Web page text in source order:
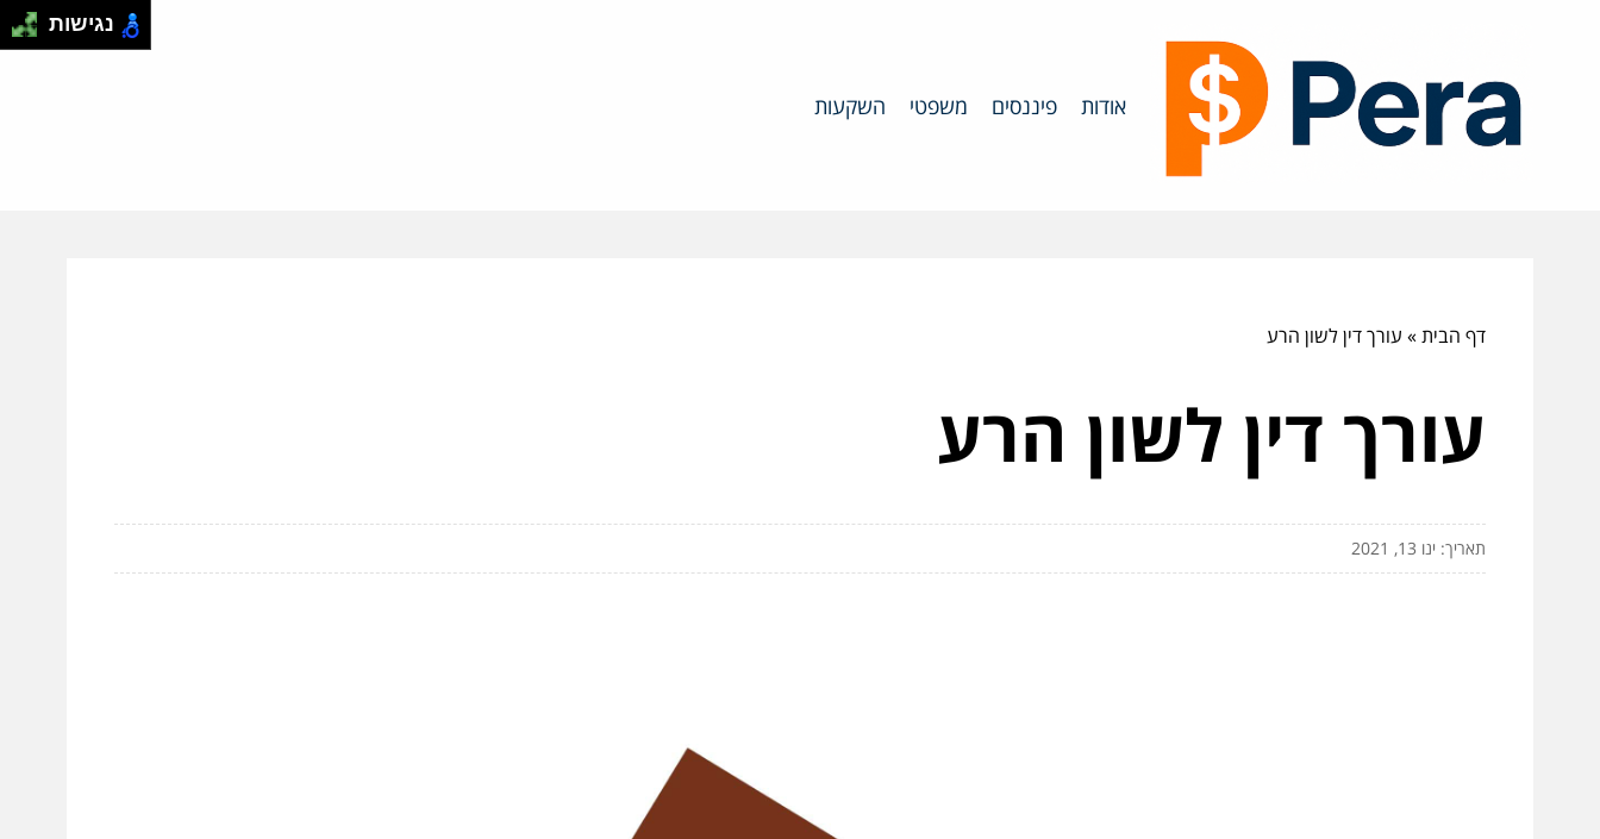
אודות פיננסים משפטי השקעות
דף הבית» עורך דין לשון הרע
עורך דין לשון הרע
תאריך: ינו 13, 2021
נגישות